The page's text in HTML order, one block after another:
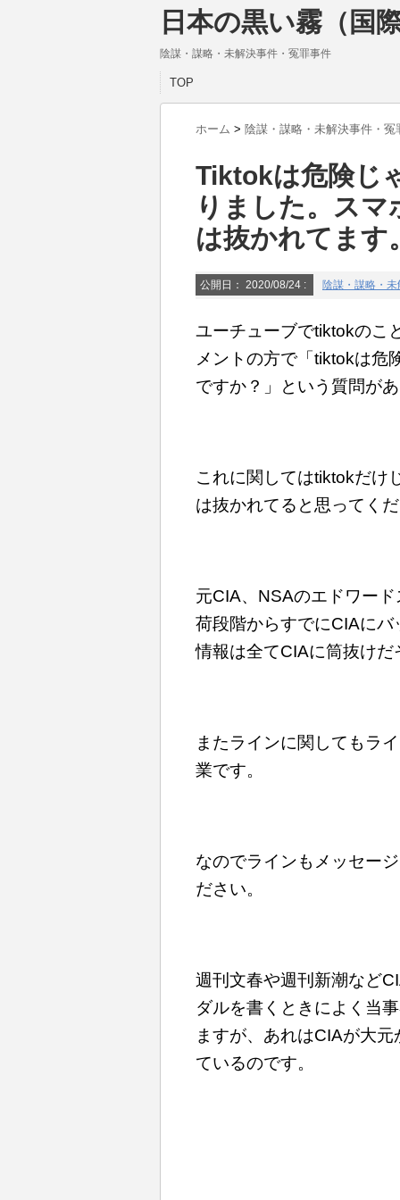
日本の黒い霧（国
陰謀・謀略・未解決事件・冤罪事件
TOP
ホーム > 陰謀・謀略・未解決事件・冤
Tiktokは危険じ
りました。ス
は抜かれてます
公開日： 2020/08/24 : 陰謀・謀略・
ユーチューブでtiktokのこ
メントの方で「tiktokは危
ですか？」という質問が
これに関してはtiktokだけ
は抜かれてると思ってく
元CIA、NSAのエドワー
荷段階からすでにCIAに
情報は全てCIAに筒抜けだ
またラインに関してもラ
業です。
なのでラインもメッセー
ださい。
週刊文春や週刊新潮など
ダルを書くときによく当
ますが、あれはCIAが大
ているのです。